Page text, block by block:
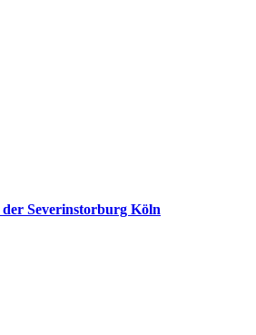
Severinstorburg Köln